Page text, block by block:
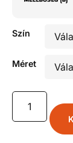
Szín
Méret